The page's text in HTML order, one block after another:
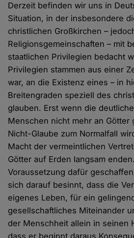
Derzeit befinden wir uns in
Situation, in der insbesondere
christlichen Großkirchen –
Religionsgemeinschaften – mit
staatlichen Privilegien bedacht
Privilegien stammen aus einer
war, an die Existenz eines – in
Breitengraden speziell des
glauben. Erst wenn die
Menschen nicht mehr an Götter
Nicht-Glaube zum Normalfall
Macht der vermeintlichen
Götter auf Erden langsam
Voraussetzung dafür
sich darauf besinnt, dass die
eigenes Leben, für ein
gesellschaftliches Miteinander
der Menschheit allein in seinen